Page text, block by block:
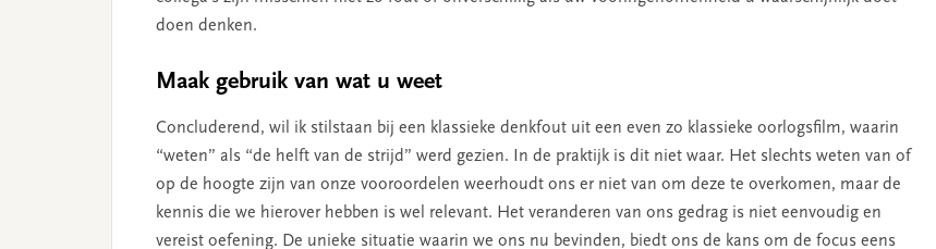
doen denken.
Maak gebruik van wat u weet
Concluderend, wil ik stilstaan bij een klassieke denkfout uit een even zo klassieke oorlogsfilm, waarin
“weten” als “de helft van de strijd” werd gezien. In de praktijk is dit niet waar. Het slechts weten van of
op de hoogte zijn van onze vooroordelen weerhoudt ons er niet van om deze te overkomen, maar de
kennis die we hierover hebben is wel relevant. Het veranderen van ons gedrag is niet eenvoudig en
vereist oefening. De unieke situatie waarin we ons nu bevinden, biedt ons de kans om de focus eens